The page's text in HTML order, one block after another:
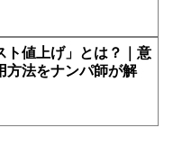
ト値上げ」とは？｜意
方法をナンパ師が解